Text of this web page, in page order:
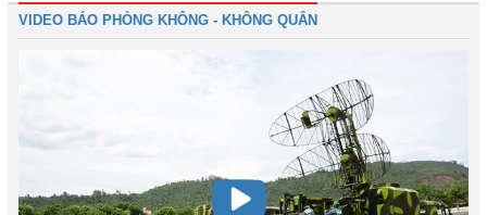
VIDEO BÁO PHÒNG KHÔNG - KHÔNG QUÂN